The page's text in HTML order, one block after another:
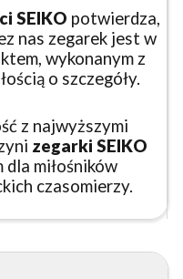
SEIKO potwierdza,
nas zegarek jest w
wykonanym z
o szczegóły.
z najwyższymi
zegarki SEIKO
dla miłośników
czasomierzy.